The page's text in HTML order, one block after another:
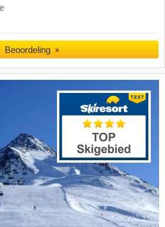
Beoordeling